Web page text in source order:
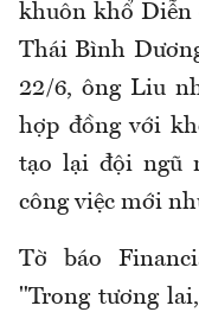
khuôn khổ Diễn
Thái Bình
22/6, ông Liu
hợp đồng với
tạo lại đội ngũ
công việc mới
Tờ báo
"Trong tương